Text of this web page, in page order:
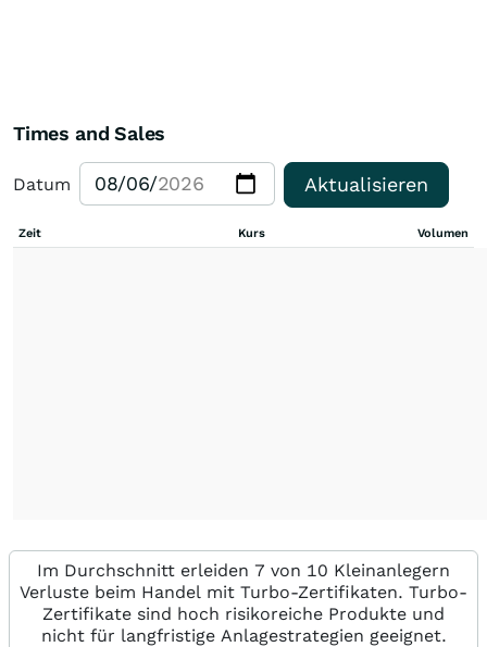
Times and Sales
Datum Aktualisieren
Zeit Kurs Volumen
Im Durchschnitt erleiden 7 von 10 Kleinanlegern
Verluste beim Handel mit Turbo-Zertifikaten. Turbo-
Zertifikate sind hoch risikoreiche Produkte und
nicht für langfristige Anlagestrategien geeignet.